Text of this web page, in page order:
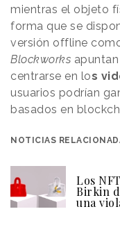
mientras el objeto
forma que se
versión offline
Blockworks
centrarse en los
usuarios podrían
basados en
NOTICIAS
Los
Birkin
una